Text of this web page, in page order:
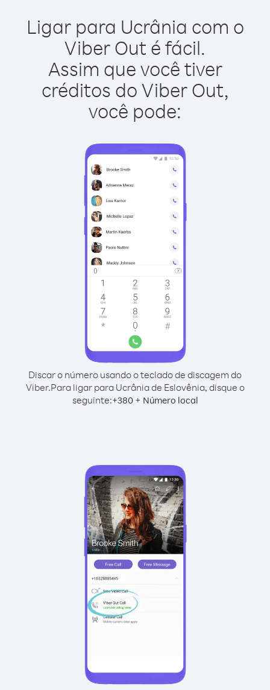
Ligar para Ucrânia com o
Viber Out é fácil.
Assim que você tiver
créditos do Viber Out,
você pode:
Discar o número usando o teclado de discagem do
Viber.Para ligar para Ucrânia de Eslovênia, disque o
seguinte:+380+ Número local